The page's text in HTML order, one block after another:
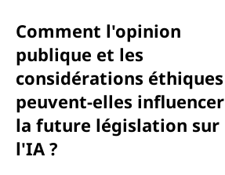
Comment l'opinion
publique et les
considérations éthiques
peuvent-elles influencer
la future législation sur
l'IA ?